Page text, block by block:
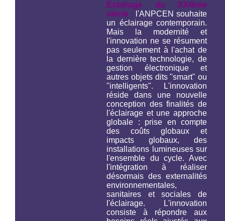
Eclairage du XXIème
siècle : l'ANPCEN souhaite
un éclairage contemporain.
Mais la modernité et
l'innovation ne se résument
pas seulement à l'achat de
la dernière technologie, de
gestion électronique et
autres objets dits "smart" ou
"intelligents". L'innovation
réside dans une nouvelle
conception des finalités de
l'éclairage et une approche
globale : prise en compte
des coûts globaux et
impacts globaux, des
installations lumineuses sur
l'ensemble du cycle. Avec
l'intégration à réaliser
désormais des externalités
environnementales,
sanitaires et sociales de
l'éclairage. L'innovation
consiste à répondre aux